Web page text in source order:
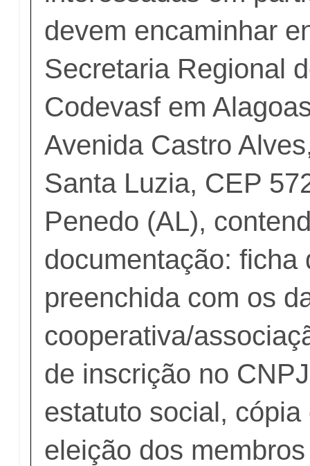
devem encaminhar
Secretaria Regional
Codevasf em
Avenida Castro
Santa Luzia, CEP
Penedo (AL),
documentação: ficha
preenchida com os
cooperativa/
de inscrição no
estatuto social,
eleição dos